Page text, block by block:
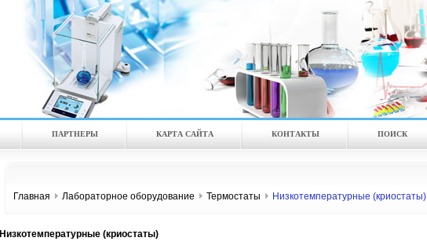
ПАРТНЕРЫ КАРТА САЙТА КОНТАКТЫ ПОИСК
Главная Лабораторное оборудование Термостаты Низкотемпературные (криостаты)
Низкотемпературные (криостаты)